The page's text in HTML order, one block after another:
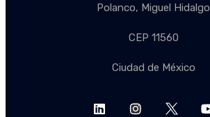
Polanco, Miguel Hidalgo
CEP 11560
Ciudad de México